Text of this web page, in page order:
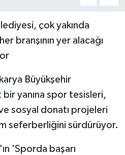
çok yakında
branşının yer alacağı
Büyükşehir
yanına spor tesisleri,
sosyal donatı projeleri
seferberliğini sürdürüyor.
'Sporda başarı